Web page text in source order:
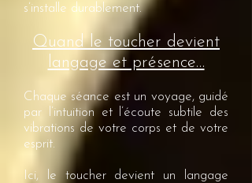
s’installe durablement.
Quand le toucher devient
langage et présence…
Chaque séance est un voyage, guidé
par l’intuition et l’écoute subtile des
vibrations de votre corps et de votre
esprit.
Ici, le toucher devient un langage